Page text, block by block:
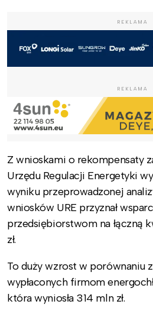
REKLAMA
REKLAMA
Z wnioskami o rekompensaty
Urzędu Regulacji Energetyki
wyniku przeprowadzonej
wniosków URE przyznał
przedsiębiorstwom na łączną
zł.
To duży wzrost w porównaniu
wypłaconych firmom
która wyniosła 314 mln zł.